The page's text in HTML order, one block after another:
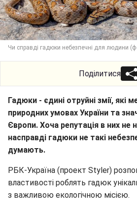
Чи справді гадюки небезпечні для людини
Поділитися
Гадюки - єдині отруйні змії, які
природних умовах України та
Європи. Хоча репутація в них не
насправді гадюки не такі
думають.
РБК-Україна (проект Styler)
властивості роблять гадюк
з важливою екологічною місією.